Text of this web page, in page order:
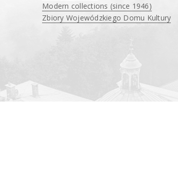
Modern collections (since 1946)
Zbiory Wojewódzkiego Domu Kultury